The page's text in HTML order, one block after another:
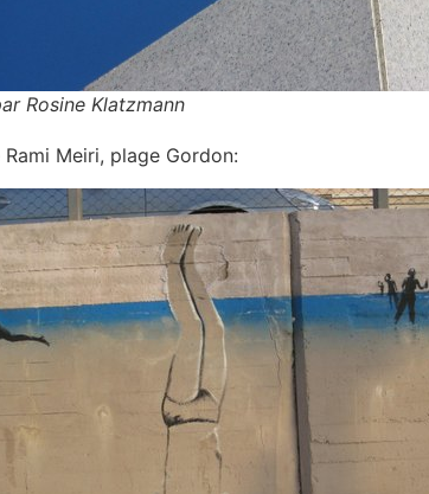
Rosine Klatzmann
Rami Meiri, plage Gordon: